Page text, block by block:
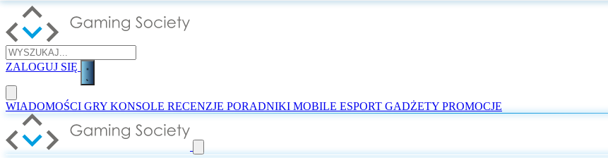
ZALOGUJ SIĘ
WIADOMOŚCI GRY KONSOLE RECENZJE PORADNIKI MOBILE ESPORT GADŻETY PROMOCJE